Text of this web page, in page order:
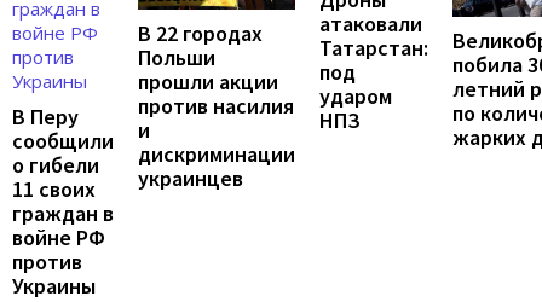
В Перу
сообщили
о гибели
11 своих
граждан в
войне РФ
против
Украины
В 22 городах
Польши
прошли акции
против насилия
и
дискриминации
украинцев
атаковали
Татарстан:
под
ударом
НПЗ
побила
летний
по
жарких